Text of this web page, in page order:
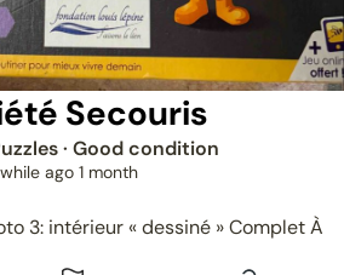
Secouris
· Good condition
ago 1 month
3: intérieur « dessiné » Complet À